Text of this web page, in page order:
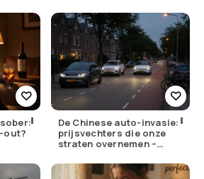
out?
De Chinese auto-invasie:
prijsvechters die onze
straten overnemen –
écht?